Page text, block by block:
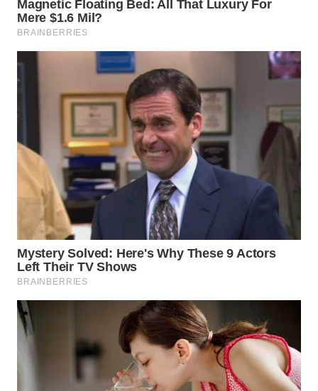
LISTRIK
WAHANA
WAHANANEWS
ID
WAHANANEWS
CO ID
WAHANANEWS
NET
WAHANA